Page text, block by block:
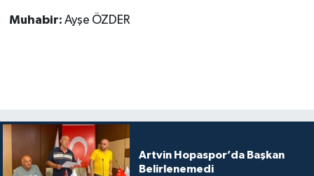
Muhabir: Ayşe ÖZDER
Artvin Hopaspor’da Başkan
Belirlenemedi